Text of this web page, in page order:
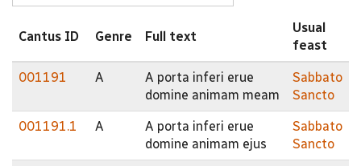
Cantus ID Genre Full text
Usual
feast
001191 A
A porta inferi erue
domine animam meam
Sabbato
Sancto
001191.1 A
A porta inferi erue
domine animam ejus
Sabbato
Sancto